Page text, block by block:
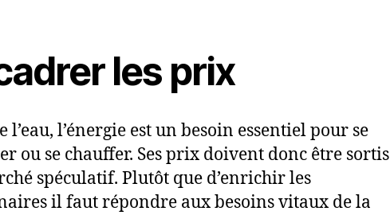
les prix
l’eau, l’énergie est un besoin essentiel pour se
ou se chauffer. Ses prix doivent donc être sortis
spéculatif. Plutôt que d’enrichir les
il faut répondre aux besoins vitaux de la